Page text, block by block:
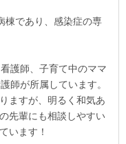
棟であり、感染症の専
護師、子育て中のママ
師が所属しています。
ますが、明るく和気あ
先輩にも相談しやすい
います！